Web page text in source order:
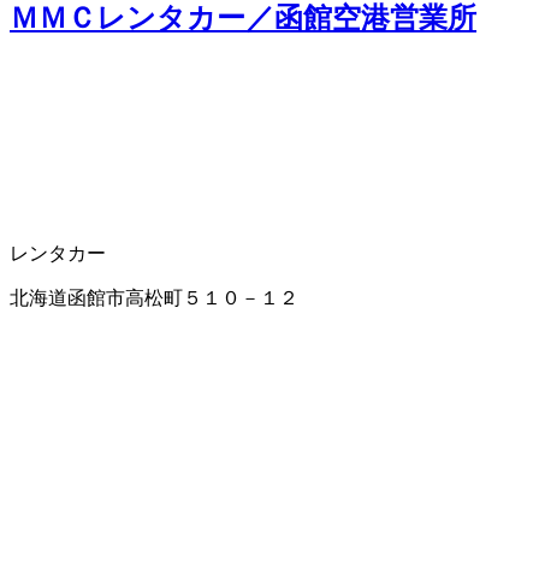
ＭＭＣレンタカー／函館空港営業所
レンタカー
北海道函館市高松町５１０－１２